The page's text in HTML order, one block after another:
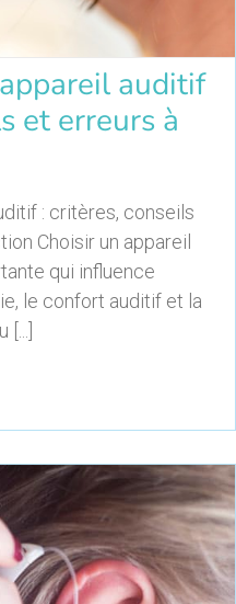
auditif
et erreurs à
: critères, conseils
Choisir un appareil
qui influence
le confort auditif et la
[...]